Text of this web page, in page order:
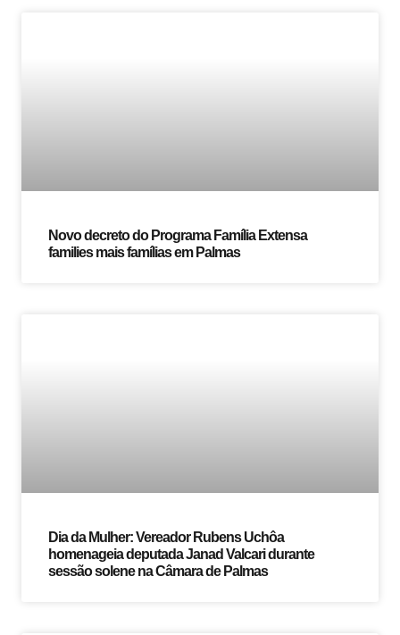
Novo decreto do Programa Família Extensa
families mais famílias em Palmas
Dia da Mulher: Vereador Rubens Uchôa
homenageia deputada Janad Valcari durante
sessão solene na Câmara de Palmas